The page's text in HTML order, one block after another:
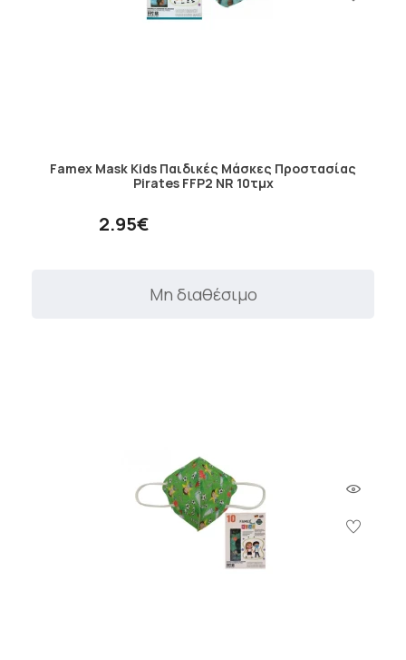
Famex Mask Kids Παιδικές Μάσκες Προστασίας
Pirates FFP2 NR 10τμχ
2.95€
Μη διαθέσιμο